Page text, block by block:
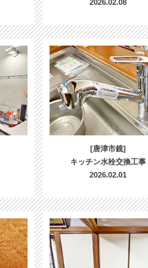
2026.02.08
[唐津市鏡]
キッチン水栓交換工事
2026.02.01